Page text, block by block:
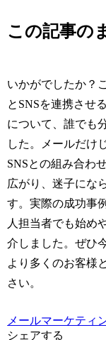
この記事の
いかがでしたか？
とSNSを連携させ
について、誰でも
した。メールだけ
SNSとの組み合わ
広がり、迷子にな
す。実際の成功事
人担当者でも始め
介しました。ぜひ
より多くのお客様
さい。
メールマーケティ
シェアする